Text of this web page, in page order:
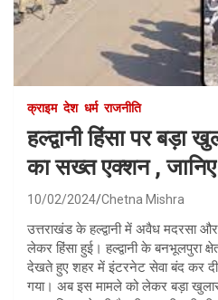
क्राइम देश धर्म राजनीति
हल्द्वानी हिंसा पर बड़ा
का सख्त एक्शन ,
10/02/2024 Chetna Mishra
उत्तराखंड के हल्द्वानी में अवैध मदरसा
लेकर हिंसा हुई। हल्द्वानी के बनभूलपुरा
देखते हुए शहर में इंटरनेट सेवा बंद कर दी
गया। अब इस मामले को लेकर बड़ा